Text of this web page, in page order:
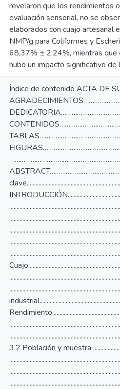
revelaron que los rendimientos
evaluación sensorial, no se
elaborados con cuajo artesanal
NMP/g para Coliformes y
68,37% ± 2,24%, mientras que
hubo un impacto significativo
Índice de contenido ACTA
3.2 Población y muestra